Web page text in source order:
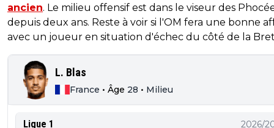
ancien. Le milieu offensif est dans le viseur des
depuis deux ans. Reste à voir si l'OM fera une bonne
avec un joueur en situation d'échec du côté de la
L. Blas
France • Âge 28 • Milieu
Ligue 1 2026/